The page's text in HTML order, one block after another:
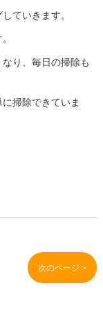
ていきます。
り、毎日の掃除も
掃除できていま
次のページ >